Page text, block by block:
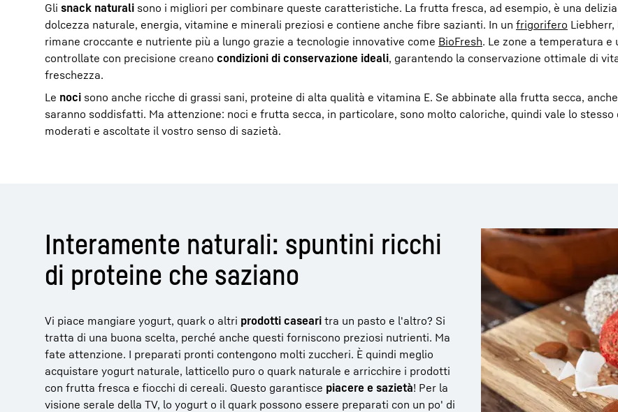
Gli snack naturali sono i migliori per combinare queste caratteristiche. La frutta fresca, ad esempio, è una
dolcezza naturale, energia, vitamine e minerali preziosi e contiene anche fibre sazianti. In un frigorifero
rimane croccante e nutriente più a lungo grazie a tecnologie innovative come BioFresh. Le zone a temperatura e
controllate con precisione creano condizioni di conservazione ideali, garantendo la conservazione ottimale di
freschezza.
Le noci sono anche ricche di grassi sani, proteine di alta qualità e vitamina E. Se abbinate alla frutta secca,
saranno soddisfatti. Ma attenzione: noci e frutta secca, in particolare, sono molto caloriche, quindi vale lo stesso
moderati e ascoltate il vostro senso di sazietà.
Interamente naturali: spuntini ricchi
di proteine che saziano
Vi piace mangiare yogurt, quark o altri prodotti caseari tra un pasto e l'altro? Si
tratta di una buona scelta, perché anche questi forniscono preziosi nutrienti. Ma
fate attenzione. I preparati pronti contengono molti zuccheri. È quindi meglio
acquistare yogurt naturale, latticello puro o quark naturale e arricchire i prodotti
con frutta fresca e fiocchi di cereali. Questo garantisce piacere e sazietà! Per la
visione serale della TV, lo yogurt o il quark possono essere preparati con un po' di